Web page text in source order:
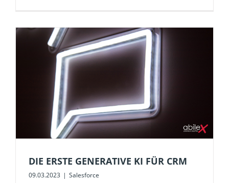
DIE ERSTE GENERATIVE KI FÜR CRM
09.03.2023 | Salesforce